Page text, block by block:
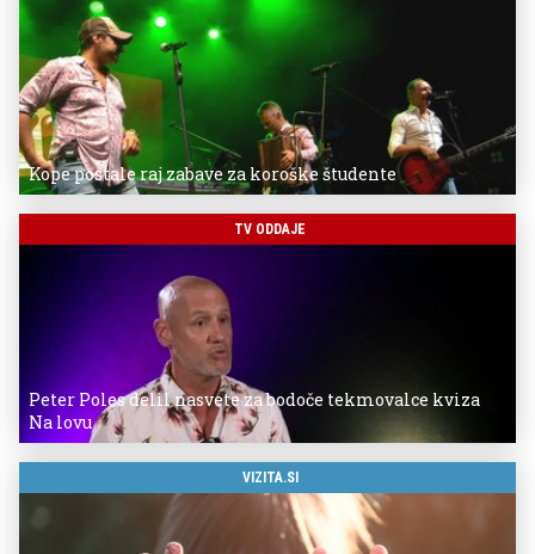
Kope postale raj zabave za koroške študente
TV ODDAJE
Peter Poles delil nasvete za bodoče tekmovalce kviza
Na lovu
VIZITA.SI